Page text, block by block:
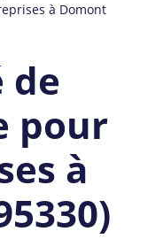
à Domont
de
pour
à